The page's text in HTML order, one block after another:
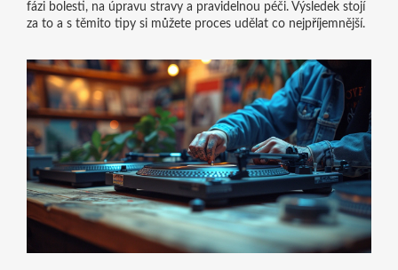
fázi bolesti, na úpravu stravy a pravidelnou péči. Výsledek stojí
za to a s těmito tipy si můžete proces udělat co nejpříjemnější.